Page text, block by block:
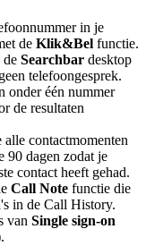
in je
de Klik&Bel functie.
de Searchbar desktop
telefoongesprek.
onder één nummer
de resultaten
alle contactmomenten
90 dagen zodat je
contact heeft gehad.
Call Note functie die
in de Call History.
van Single sign-on